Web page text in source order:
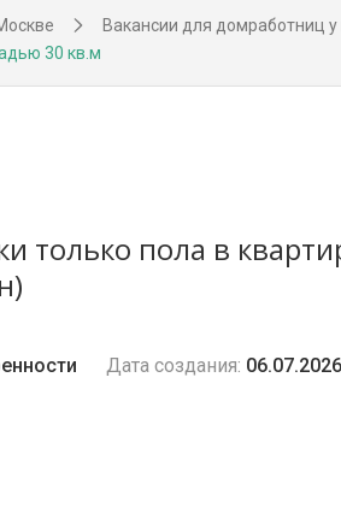
Вакансии для домработниц
30 кв.м
только пола в
Дата создания: